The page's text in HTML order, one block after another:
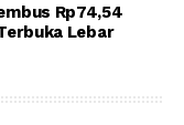
Rp74,54
Lebar